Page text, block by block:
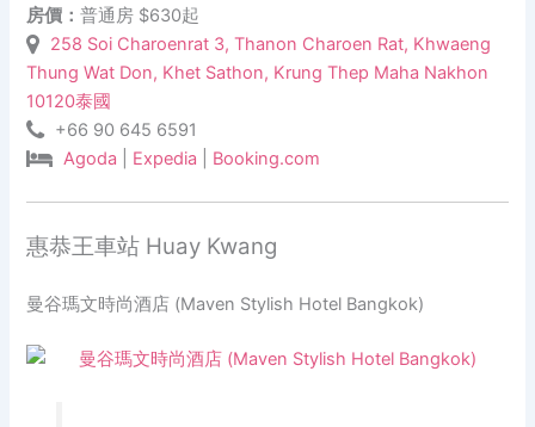
房價：普通房 $630起
258 Soi Charoenrat 3, Thanon Charoen Rat, Khwaeng
Thung Wat Don, Khet Sathon, Krung Thep Maha Nakhon
10120泰國
+66 90 645 6591
Agoda
Expedia Booking.com
惠恭王車站 Huay Kwang
曼谷瑪文時尚酒店 (Maven Stylish Hotel Bangkok)